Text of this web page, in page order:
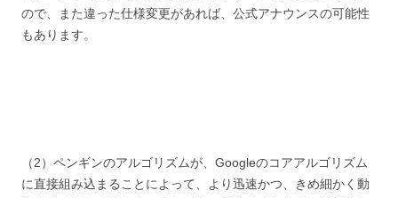
ので、また違った仕様変更があれば、公式アナウンスの可能性
もあります。
（2）ペンギンのアルゴリズムが、Googleのコアアルゴリズム
に直接組み込まることによって、より迅速かつ、きめ細かく動